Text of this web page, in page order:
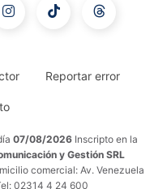
Reportar error
07/08/2026 Inscripto en la
y Gestión SRL
comercial: Av. Venezuela
02314 4 24 600